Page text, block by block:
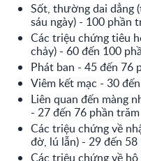
Sốt, thường dai dẳng
sáu ngày) - 100 phần
Các triệu chứng tiêu
chảy) - 60 đến 100
Phát ban - 45 đến 76
Viêm kết mạc - 30
Liên quan đến màng
- 27 đến 76 phần trăm
Các triệu chứng về
đờ, lú lẫn) - 29 đến
Các triệu chứng về